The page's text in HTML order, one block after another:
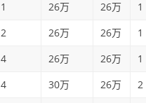
1 26万 26万
1
2 26万 26万
1
4 26万 26万
1
4 30万 26万
2